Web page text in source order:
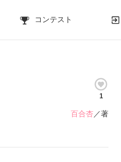
コンテスト
1
百合杏／著